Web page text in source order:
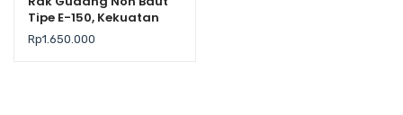
Tipe E-150, Kekuatan
200Kg / Level
Rp1.650.000